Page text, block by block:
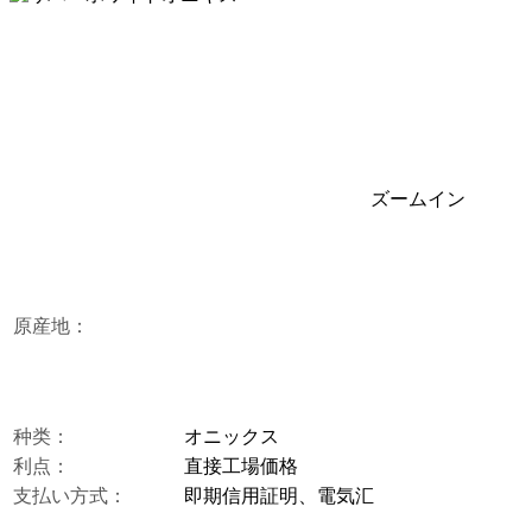
ズームイン
原産地：
种类：
オニックス
利点：
直接工場価格
支払い方式：
即期信用証明、電気汇